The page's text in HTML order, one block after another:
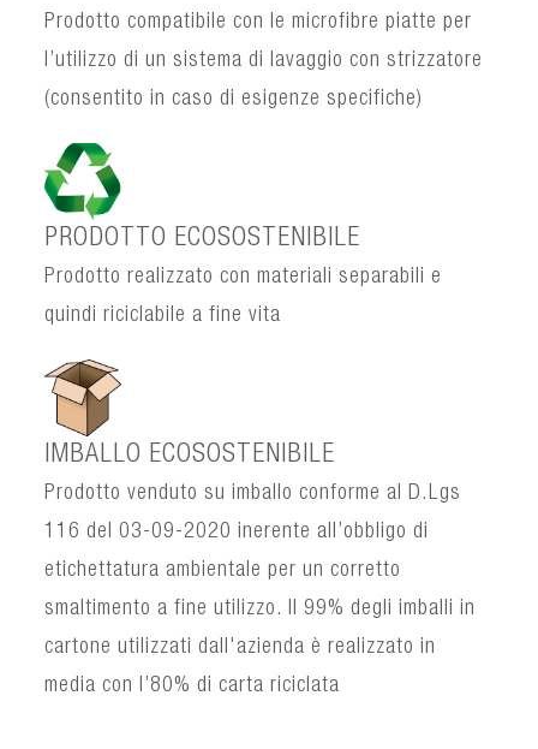
Prodotto compatibile con le microfibre piatte per
l’utilizzo di un sistema di lavaggio con strizzatore
(consentito in caso di esigenze specifiche)
PRODOTTO ECOSOSTENIBILE
Prodotto realizzato con materiali separabili e
quindi riciclabile a fine vita
IMBALLO ECOSOSTENIBILE
Prodotto venduto su imballo conforme al D.Lgs
116 del 03-09-2020 inerente all’obbligo di
etichettatura ambientale per un corretto
smaltimento a fine utilizzo. Il 99% degli imballi in
cartone utilizzati dall'azienda è realizzato in
media con l’80% di carta riciclata